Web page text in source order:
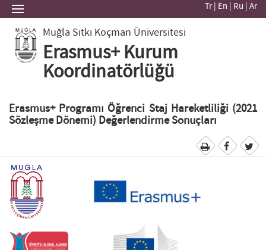
Tr| En Ru Ar
Muğla Sıtkı Koçman Üniversitesi
Erasmus+ Kurum
Koordinatörlüğü
Erasmus+ Programı Öğrenci Staj Hareketliliği (2021
Sözleşme Dönemi) Değerlendirme Sonuçları